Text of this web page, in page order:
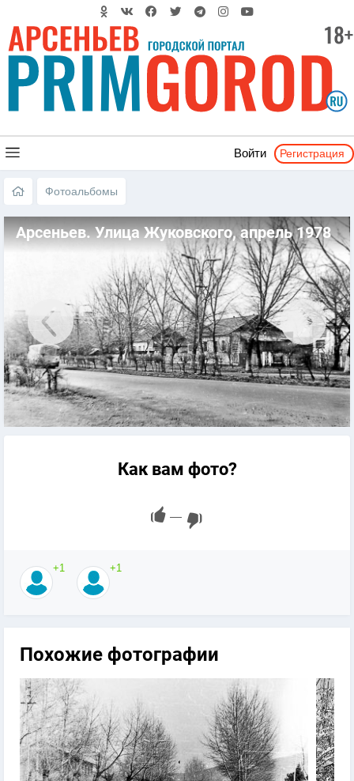
Войти Регистрация
Фотоальбомы
Арсеньев. Улица Жуковского, апрель 1978
Как вам фото?
—
+1 +1
Похожие фотографии